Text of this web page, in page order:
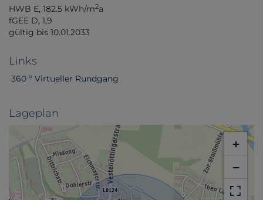
HWB E, 182.5 kWh/m2a
fGEE D, 1,9
gültig bis 10.01.2033
Links
360 º Virtueller Rundgang
Lageplan
+
−